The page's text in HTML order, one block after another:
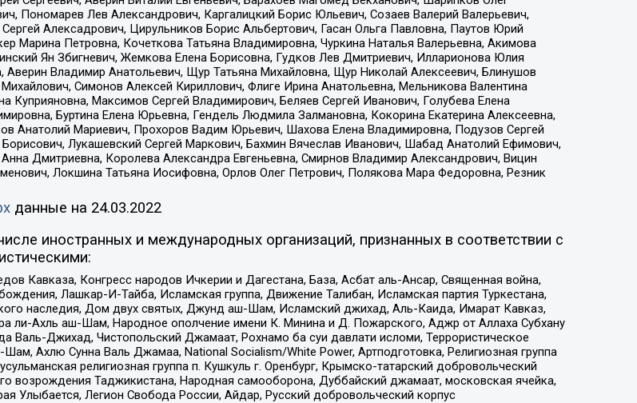
Пономарев Лев Александрович, Каргалицкий Борис Юльевич, Созаев Валерий Валерьевич,
Алексадрович, Цирульников Борис Альбертович, Гасан Ольга Павловна, Паутов Юрий
Марина Петровна, Кочеткова Татьяна Владимировна, Чуркина Наталья Валерьевна, Акимова
Ян Збигневич, Жемкова Елена Борисовна, Гудков Лев Дмитриевич, Илларионова Юлия
Аверин Владимир Анатольевич, Щур Татьяна Михайловна, Щур Николай Алексеевич, Блинушов
Симонов Алексей Кириллович, Флиге Ирина Анатольевна, Мельникова Валентина
Куприяновна, Максимов Сергей Владимирович, Беляев Сергей Иванович, Голубева Елена
Буртина Елена Юрьевна, Гендель Людмила Залмановна, Кокорина Екатерина Алексеевна,
Анатолий Мариевич, Прохоров Вадим Юрьевич, Шахова Елена Владимировна, Подузов Сергей
Лукашевский Сергей Маркович, Бахмин Вячеслав Иванович, Шабад Анатолий Ефимович,
Дмитриевна, Королева Александра Евгеньевна, Смирнов Владимир Александрович, Вицин
Локшина Татьяна Иосифовна, Орлов Олег Петрович, Полякова Мара Федоровна, Резник
данные на 24.03.2022
иностранных и международных организаций, признанных в соответствии с
Кавказа, Конгресс народов Ичкерии и Дагестана, База, Асбат аль-Ансар, Священная война,
Лашкар-И-Тайба, Исламская группа, Движение Талибан, Исламская партия Туркестана,
наследия, Дом двух святых, Джунд аш-Шам, Исламский джихад, Аль-Каида, Имарат Кавказ,
ли-Ахль аш-Шам, Народное ополчение имени К. Минина и Д. Пожарского, Аджр от Аллаха Субхану
Валь-Джихад, Чистопольский Джамаат, Рохнамо ба суи давлати исломи, Террористическое
Ахлю Сунна Валь Джамаа, National Socialism/White Power, Артподготовка, Религиозная группа
религиозная группа п. Кушкуль г. Оренбург, Крымско-татарский добровольческий
возрождения Таджикистана, Народная самооборона, Дуббайский джамаат, московская ячейка,
Улыбается, Легион Свобода России, Айдар, Русский добровольческий корпус